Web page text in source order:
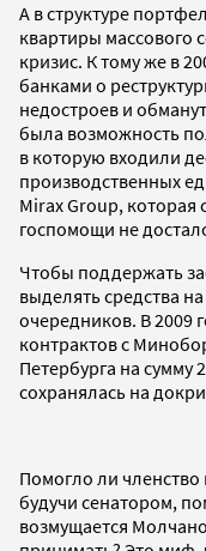
А в структуре
квартиры массового
кризис. К тому же в
банками о
недостроев и
была возможность
в которую входили
производственных
Mirax Group,
госпомощи не
Чтобы поддержать
выделять средства
очередников. В 2009
контрактов с
Петербурга на сумму
сохранялась на
Помогло ли членство
будучи сенатором,
возмущается